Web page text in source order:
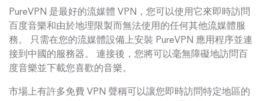
PureVPN 是最好的流媒體 VPN，您可以使用它來即時訪問
百度音樂和由於地理限製而無法使用的任何其他流媒體服
務。 只需在您的流媒體設備上安裝 PureVPN 應用程序並連
接到中國的服務器。 連接後，您將可以毫無障礙地訪問百
度音樂並下載您喜歡的音樂。
市場上有許多免費 VPN 聲稱可以讓您即時訪問特定地區的